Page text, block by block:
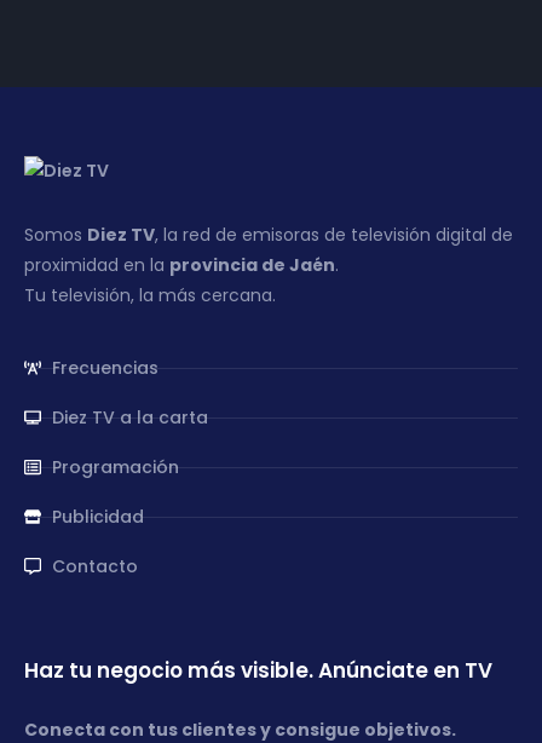
Somos Diez TV, la red de emisoras de televisión digital de
proximidad en la provincia de Jaén.
Tu televisión, la más cercana.
Frecuencias
Diez TV a la carta
Programación
Publicidad
Contacto
Haz tu negocio más visible. Anúnciate en TV
Conecta con tus clientes y consigue objetivos.